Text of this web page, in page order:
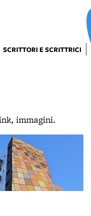
SCRITTORI E SCRITTRICI
immagini.